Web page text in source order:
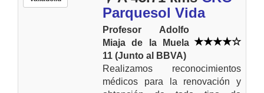
Parquesol Vida
Profesor Adolfo
Miaja de la Muela
11 (Junto al BBVA)
Realizamos reconocimientos
médicos para la renovación y